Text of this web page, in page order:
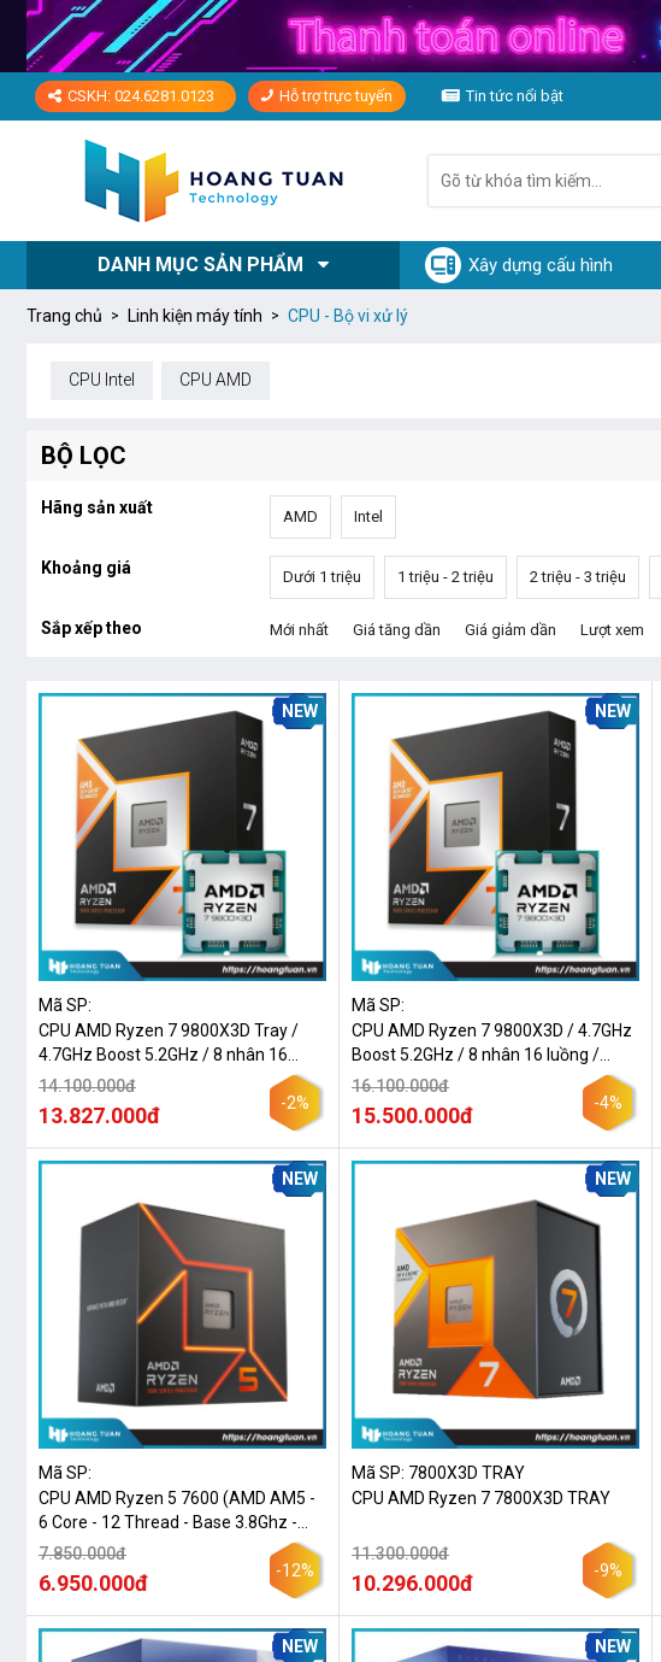
CSKH: 024.6281.0123 Hỗ trợ trực tuyến Tin tức nổi bật
DANH MỤC SẢN PHẨM Xây dựng cấu hình
Trang chủ Linh kiện máy tính CPU - Bộ vi xử lý
CPU Intel CPU AMD
BỘ LỌC
Hãng sản xuất AMD Intel
Khoảng giá Dưới 1 triệu 1 triệu - 2 triệu 2 triệu - 3 triệu
Sắp xếp theo Mới nhất Giá tăng dần Giá giảm dần Lượt xem
NEW
Mã SP:
CPU AMD Ryzen 7 9800X3D Tray /
4.7GHz Boost 5.2GHz / 8 nhân 16
luồng / 104MB / AM5
14.100.000đ
13.827.000đ
-2%
NEW
Mã SP:
CPU AMD Ryzen 7 9800X3D / 4.7GHz
Boost 5.2GHz / 8 nhân 16 luồng /
104MB / AM5
16.100.000đ
15.500.000đ
-4%
NEW
Mã SP:
CPU AMD Ryzen 5 7600 (AMD AM5 -
6 Core - 12 Thread - Base 3.8Ghz -
Turbo 5.1Ghz - Cache 38MB)
7.850.000đ
6.950.000đ
-12%
NEW
Mã SP: 7800X3D TRAY
CPU AMD Ryzen 7 7800X3D TRAY
11.300.000đ
10.296.000đ
-9%
NEW NEW